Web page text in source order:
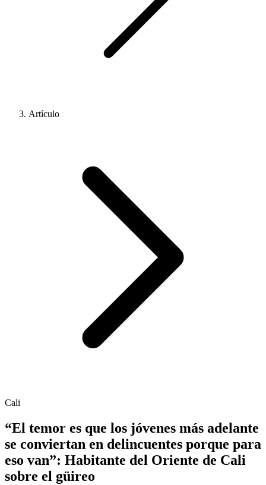
Artículo
Cali
“El temor es que los jóvenes más adelante
se conviertan en delincuentes porque para
eso van”: Habitante del Oriente de Cali
sobre el güireo